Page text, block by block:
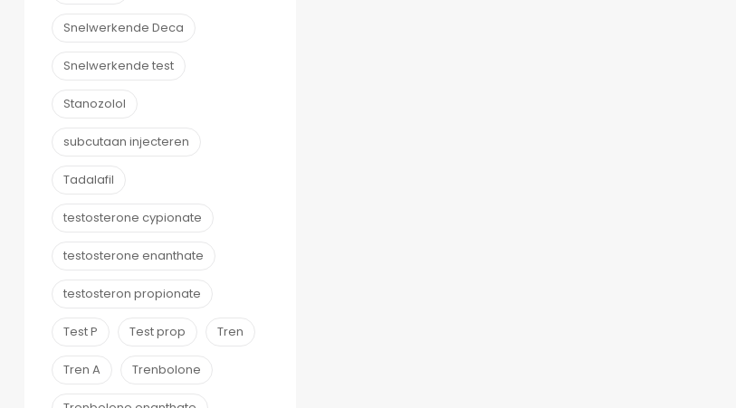
Snelwerkende Deca
Snelwerkende test
Stanozolol
subcutaan injecteren
Tadalafil
testosterone cypionate
testosterone enanthate
testosteron propionate
Test P Test prop Tren
Tren A Trenbolone